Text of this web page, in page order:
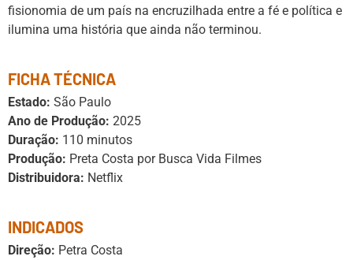
fisionomia de um país na encruzilhada entre a fé e política e
ilumina uma história que ainda não terminou.
FICHA TÉCNICA
Estado: São Paulo
Ano de Produção: 2025
Duração: 110 minutos
Produção: Preta Costa por Busca Vida Filmes
Distribuidora: Netflix
INDICADOS
Direção: Petra Costa